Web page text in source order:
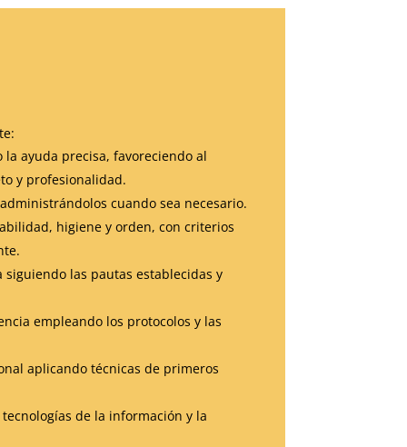
ayuda precisa, favoreciendo al
y profesionalidad.
cuando sea necesario.
higiene y orden, con criterios
las pautas establecidas y
empleando los protocolos y las
aplicando técnicas de primeros
de la información y la